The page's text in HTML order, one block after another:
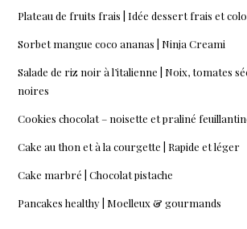
Plateau de fruits frais | Idée dessert frais et
Sorbet mangue coco ananas | Ninja Creami
Salade de riz noir à l’italienne | Noix, tomates
noires
Cookies chocolat – noisette et praliné
Cake au thon et à la courgette | Rapide et léger
Cake marbré | Chocolat pistache
Pancakes healthy | Moelleux & gourmands